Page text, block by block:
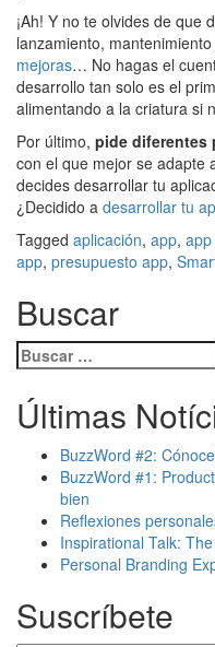
¡Ah! Y no te olvides de que
lanzamiento,
mejoras… No hagas el
desarrollo tan solo es el
alimentando a la criatura si
Por último, pide diferentes
con el que mejor se adapte
decides desarrollar tu
¿Decidido a desarrollar tu
Tagged aplicación, app,
app, presupuesto app,
Buscar
Buscar:
Últimas
BuzzWord #2:
BuzzWord #1:
bien
Reflexiones
Inspirational Talk:
Personal Branding
Suscríbete